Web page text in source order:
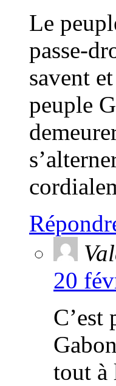
Le
passe-
savent
peuple
20
tout à